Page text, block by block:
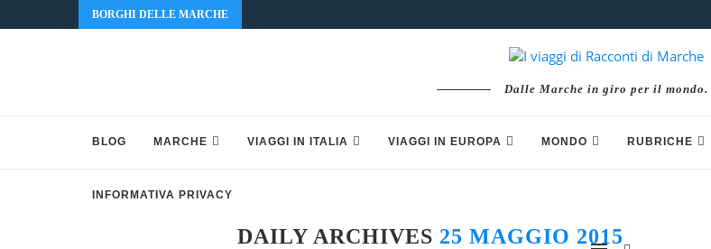
BORGHI DELLE MARCHE
Dalle Marche in giro per il mondo.
BLOG MARCHE VIAGGI IN ITALIA VIAGGI IN EUROPA MONDO RUBRICHE
INFORMATIVA PRIVACY
DAILY ARCHIVES 25 MAGGIO 2015